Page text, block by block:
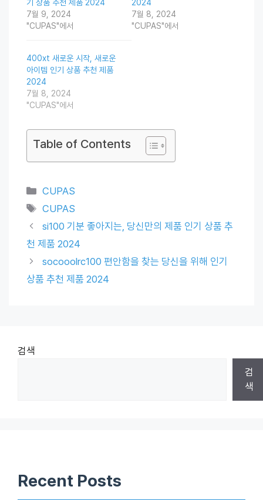
기 상품 추천 제품 2024
7월 9, 2024
"CUPAS"에서
2024
7월 8, 2024
"CUPAS"에서
400xt 새로운 시작, 새로운
아이템 인기 상품 추천 제품
2024
7월 8, 2024
"CUPAS"에서
Table of Contents
Categories
CUPAS
Tags
CUPAS
si100 기분 좋아지는, 당신만의 제품 인기 상품 추
천 제품 2024
socooolrc100 편안함을 찾는 당신을 위해 인기
상품 추천 제품 2024
검색
검
색
Recent Posts